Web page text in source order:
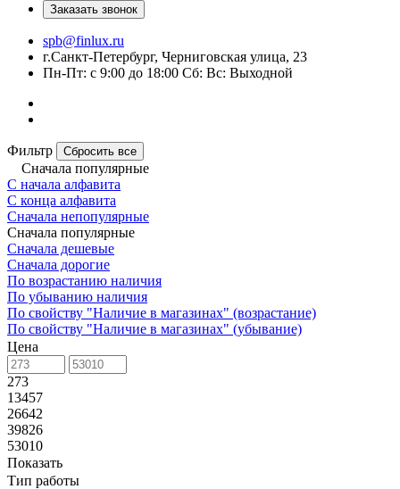
Заказать звонок
spb@finlux.ru
г.Санкт-Петербург, Черниговская улица, 23
Пн-Пт: с 9:00 до 18:00 Сб: Вс: Выходной
Фильтр Сбросить все
Сначала популярные
С начала алфавита
С конца алфавита
Сначала непопулярные
Сначала популярные
Сначала дешевые
Сначала дорогие
По возрастанию наличия
По убыванию наличия
По свойству "Наличие в магазинах" (возрастание)
По свойству "Наличие в магазинах" (убывание)
Цена
273
13457
26642
39826
53010
Показать
Тип работы